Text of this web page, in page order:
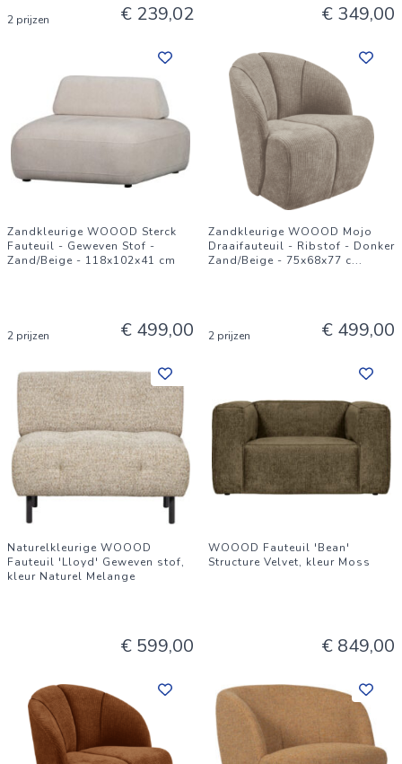
2 prijzen € 239,02 € 349,00
Zandkleurige WOOOD Sterck
Fauteuil - Geweven Stof -
Zand/Beige - 118x102x41 cm
2 prijzen € 499,00
Zandkleurige WOOOD Mojo
Draaifauteuil - Ribstof - Donker
Zand/Beige - 75x68x77 c...
2 prijzen € 499,00
Naturelkleurige WOOOD
Fauteuil 'Lloyd' Geweven stof,
kleur Naturel Melange
€ 599,00
WOOOD Fauteuil 'Bean'
Structure Velvet, kleur Moss
€ 849,00